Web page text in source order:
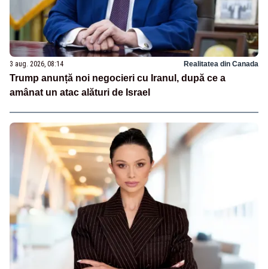
3 aug. 2026, 08:14 Realitatea din Canada
Trump anunță noi negocieri cu Iranul, după ce a
amânat un atac alături de Israel